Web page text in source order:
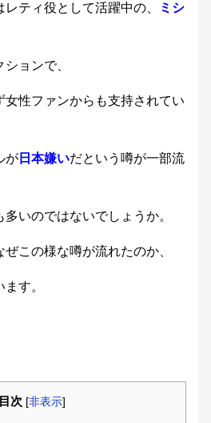
ティ役として活躍中の、
ミシ
ョンで、
女性ファンからも支持されてい
が 日本嫌いだという噂が一部流
いのではないでしょうか。
この様な噂が流れたのか、
す。
目次 [非表示]